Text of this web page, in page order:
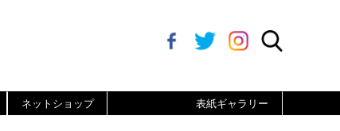
ネットショップ 表紙ギャラリー